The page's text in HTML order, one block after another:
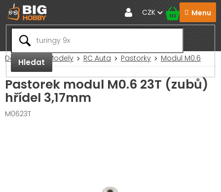
Přejít
na
obsah
Hledat
CZK
Domů RC Modely RC Auta Pastorky Modul M0.6
Pastorek modul M0.6 23T (zubů)
hřídel 3,17mm
M0623T